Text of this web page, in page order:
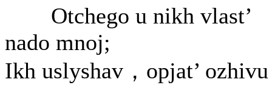
Otchego u nikh vlast’
nado mnoj;
Ikh uslyshav，opjat’ ozhivu